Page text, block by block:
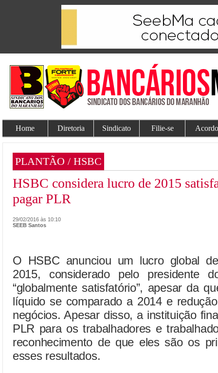
Home Diretoria Sindicato Filie-se
PLANTÃO / HSBC
HSBC considera lucro de 2015
pagar PLR
29/02/2016 às 10:10
SEEB Santos
O HSBC anunciou um lucro global
2015, considerado pelo presidente
“globalmente satisfatório”, apesar da
líquido se comparado a 2014 e
negócios. Apesar disso, a instituição
PLR para os trabalhadores e
reconhecimento de que eles são os
esses resultados.